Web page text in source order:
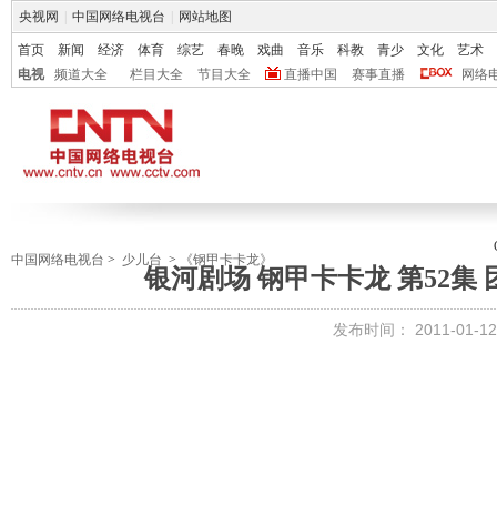
央视网 中国网络电视台 网站地图
首页 新闻 经济 体育 综艺 春晚 戏曲 音乐 科教 青少 文化
艺术
电视
频道大全 栏目大全 节目大全 直播中国 赛事直播 网络
中国网络电视台 > 少儿台 > 《钢甲卡卡龙》
银河剧场 钢甲卡卡龙 第52集
发布时间： 2011-01-